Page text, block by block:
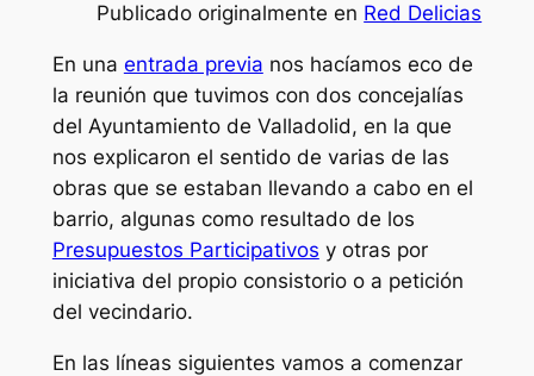
Publicado originalmente en Red Delicias
En una entrada previa nos hacíamos eco de
la reunión que tuvimos con dos concejalías
del Ayuntamiento de Valladolid, en la que
nos explicaron el sentido de varias de las
obras que se estaban llevando a cabo en el
barrio, algunas como resultado de los
Presupuestos Participativos y otras por
iniciativa del propio consistorio o a petición
del vecindario.
En las líneas siguientes vamos a comenzar